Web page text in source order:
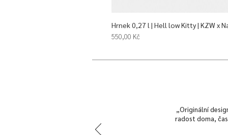
Hrnek 0,27 l | Hell low Kitty | KZW x
Cena
550,00 Kč
„Originální
radost doma,